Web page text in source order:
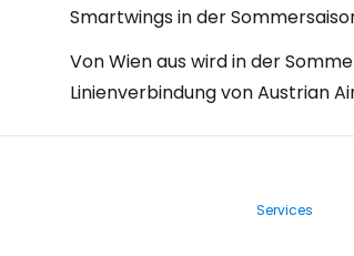
Smartwings in der
Von Wien aus wird in der
Linienverbindung von Austrian
Services